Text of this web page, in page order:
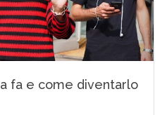
fa e come diventarlo